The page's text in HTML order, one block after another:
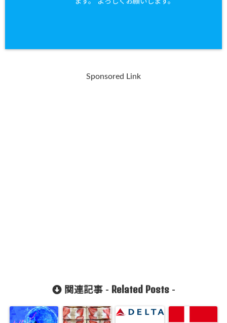
Sponsored Link
関連記事 - Related Posts-